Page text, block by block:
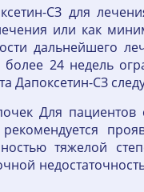
СЗ для
или как
дальнейшего
24 недель
Дапоксетин-СЗ
Для пациентов
тяжелой